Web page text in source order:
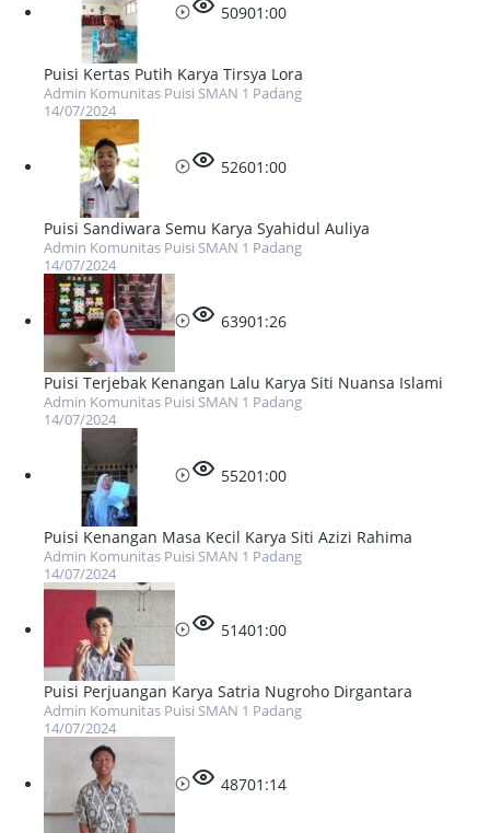
50901:00
Puisi Kertas Putih Karya Tirsya Lora
Admin Komunitas Puisi SMAN 1 Padang
14/07/2024
52601:00
Puisi Sandiwara Semu Karya Syahidul Auliya
Admin Komunitas Puisi SMAN 1 Padang
14/07/2024
63901:26
Puisi Terjebak Kenangan Lalu Karya Siti Nuansa Islami
Admin Komunitas Puisi SMAN 1 Padang
14/07/2024
55201:00
Puisi Kenangan Masa Kecil Karya Siti Azizi Rahima
Admin Komunitas Puisi SMAN 1 Padang
14/07/2024
51401:00
Puisi Perjuangan Karya Satria Nugroho Dirgantara
Admin Komunitas Puisi SMAN 1 Padang
14/07/2024
48701:14